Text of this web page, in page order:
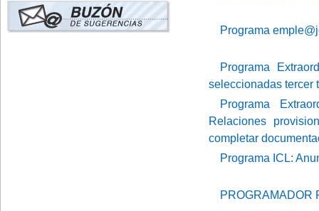
Programa
Programa
seleccionadas tercer
Programa
Relaciones
completar
Programa ICL:
PROGRAMADOR